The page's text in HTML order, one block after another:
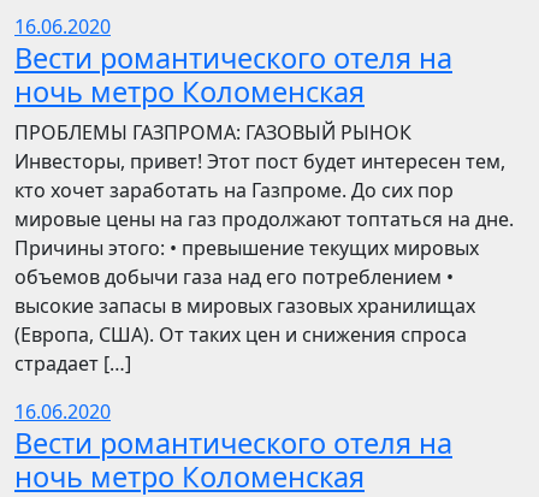
16.06.2020
Вести романтического отеля на
ночь метро Коломенская
ПРОБЛЕМЫ ГАЗПРОМА: ГАЗОВЫЙ РЫНОК
Инвесторы, привет! Этот пост будет интересен тем,
кто хочет заработать на Газпроме. До сих пор
мировые цены на газ продолжают топтаться на дне.
Причины этого: • превышение текущих мировых
объемов добычи газа над его потреблением •
высокие запасы в мировых газовых хранилищах
(Европа, США). От таких цен и снижения спроса
страдает […]
16.06.2020
Вести романтического отеля на
ночь метро Коломенская